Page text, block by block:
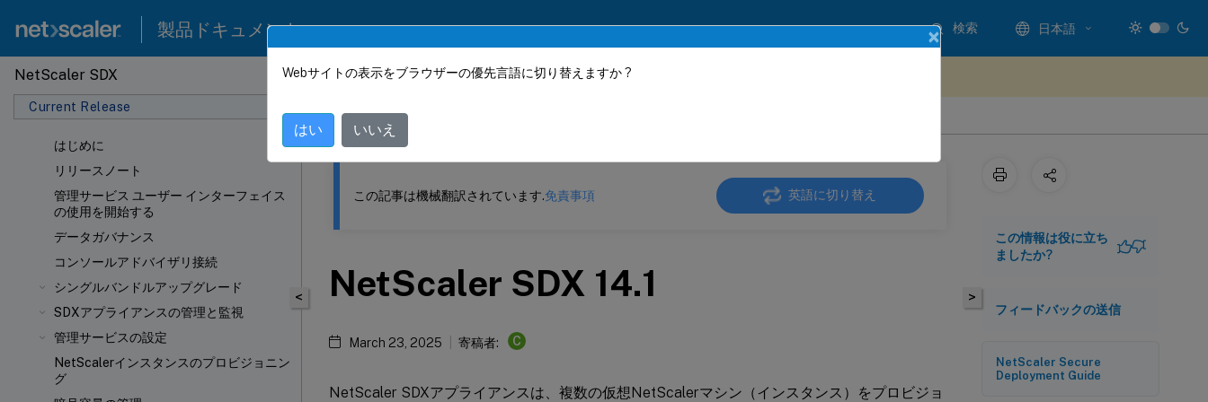
製品ドキュメント 検索 日本語
NetScaler SDX
Current Release
はじめに
リリースノート
管理サービス ユーザー インターフェイス
の使用を開始する
データガバナンス
コンソールアドバイザリ接続
シングルバンドルアップグレード
SDXアプライアンスの管理と監視
管理サービスの設定
NetScalerインスタンスのプロビジョニン
グ
このコンテンツは動的に機械翻訳されています。
NetScaler SDX
<
この記事は機械翻訳されています.免責事項 英語に切り替え
NetScaler SDX 14.1
March 23, 2025 寄稿者: C
NetScaler SDXアプライアンスは、複数の仮想NetScalerマシン（インスタンス）をプロビジョ
>
この情報は役に立ち
ましたか?
フィードバックの送信
NetScaler Secure
Deployment Guide
×
Webサイトの表示をブラウザーの優先言語に切り替えますか ?
はい いいえ